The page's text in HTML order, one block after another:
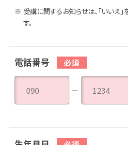
受講に関するお知らせは、「いいえ
す。
電話番号
－